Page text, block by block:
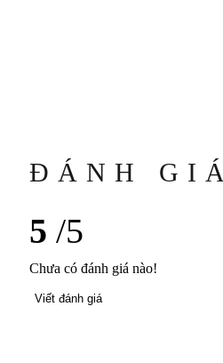
ĐÁNH GIÁ
5 /5
Chưa có đánh giá nào!
Viết đánh giá